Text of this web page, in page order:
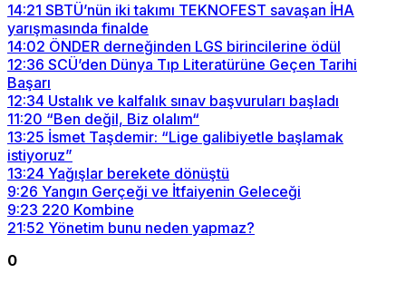
14:21 SBTÜ’nün iki takımı TEKNOFEST savaşan İHA
yarışmasında finalde
14:02 ÖNDER derneğinden LGS birincilerine ödül
12:36 SCÜ’den Dünya Tıp Literatürüne Geçen Tarihi
Başarı
12:34 Ustalık ve kalfalık sınav başvuruları başladı
11:20 “Ben değil, Biz olalım“
13:25 İsmet Taşdemir: “Lige galibiyetle başlamak
istiyoruz”
13:24 Yağışlar berekete dönüştü
9:26 Yangın Gerçeği ve İtfaiyenin Geleceği
9:23 220 Kombine
21:52 Yönetim bunu neden yapmaz?
0